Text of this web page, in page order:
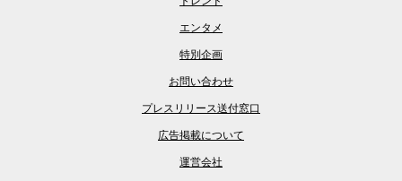
エンタメ
特別企画
お問い合わせ
プレスリリース送付窓口
広告掲載について
運営会社